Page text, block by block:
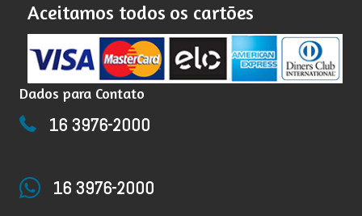
Aceitamos todos os cartões
Dados para Contato
16 3976-2000
16 3976-2000